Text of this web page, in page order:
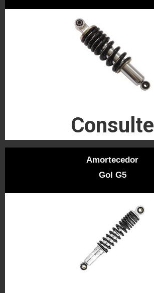
Consulte
Amortecedor
Gol G5